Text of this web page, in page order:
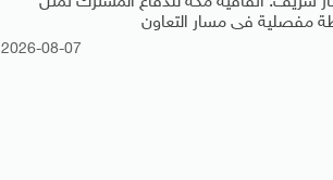
مفصلية فى مسار التعاون
2026-08-07